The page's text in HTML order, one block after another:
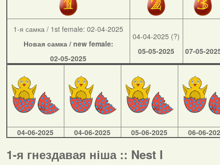
1-я самка / 1st female: 02-04-2025
Новая самка / new female:
02-05-2025
04-04-2025 (?)
05-05-2025
07-05-
04-06-2025 04-06-2025 05-06-2025 06-06-
1-я гнездавая ніша :: Nest I